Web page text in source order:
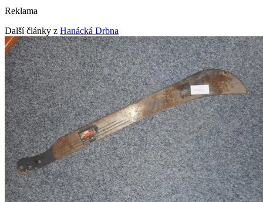
Reklama
Další články z Hanácká Drbna